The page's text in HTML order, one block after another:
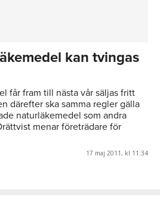
kan tvingas
får fram till nästa vår säljas fritt
därefter ska samma regler gälla
naturläkemedel som andra
menar företrädare för
17 maj 2011, kl 11:34